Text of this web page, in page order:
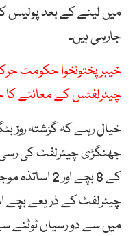
میں لینے کے بعد
جارہی ہیں۔
خیبر پختونخوا حکومت
چیئرلفٹس کے معائنے
خیال رہے کہ گزشتہ روز
جھنگڑی چیئرلفٹ کی
چیئرلفٹ کے ذریعے بچے